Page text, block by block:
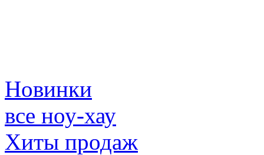
Новинки
все ноу-хау
Хиты продаж